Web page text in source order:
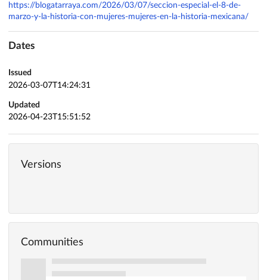
https://blogatarraya.com/2026/03/07/seccion-especial-el-8-de-
marzo-y-la-historia-con-mujeres-mujeres-en-la-historia-mexicana/
Dates
Issued
2026-03-07T14:24:31
Updated
2026-04-23T15:51:52
Versions
Communities